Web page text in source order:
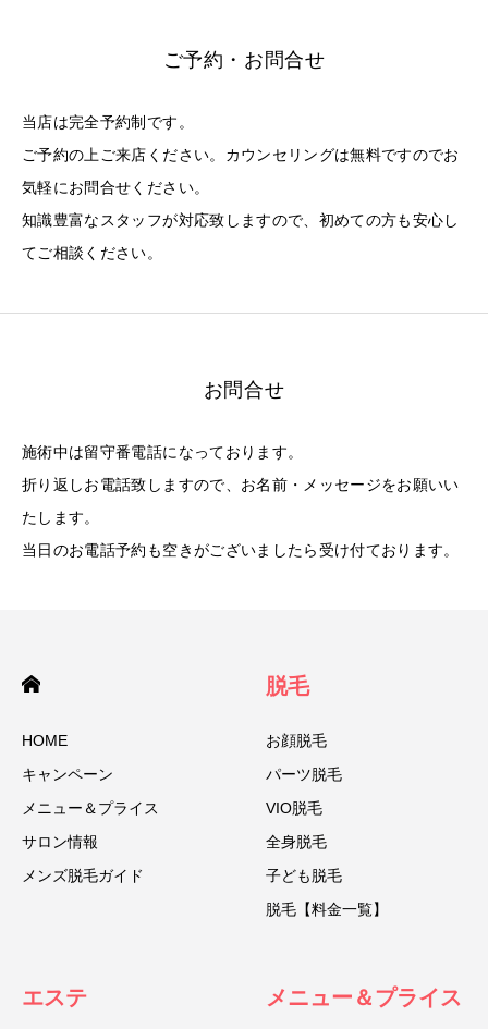
ご予約・お問合せ
当店は完全予約制です。
ご予約の上ご来店ください。カウンセリングは無料ですのでお
気軽にお問合せください。
知識豊富なスタッフが対応致しますので、初めての方も安心し
てご相談ください。
お問合せ
施術中は留守番電話になっております。
折り返しお電話致しますので、お名前・メッセージをお願いい
たします。
当日のお電話予約も空きがございましたら受け付ております。
HOME
キャンペーン
メニュー＆プライス
サロン情報
メンズ脱毛ガイド
脱毛
お顔脱毛
パーツ脱毛
VIO脱毛
全身脱毛
子ども脱毛
脱毛【料金一覧】
エステ メニュー＆プライス